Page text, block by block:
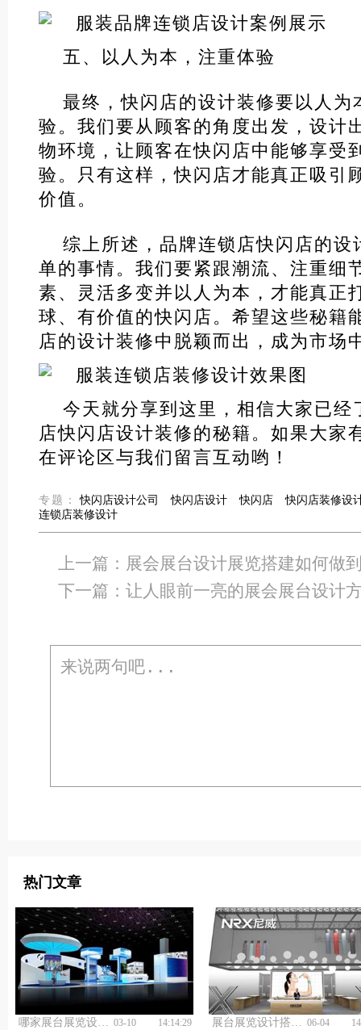
五、以人为本，注重体验
最终，快闪店的设计装修要以人为
验。我们要从顾客的角度出发，设计
物环境，让顾客在快闪店中能够享受
验。只有这样，快闪店才能真正吸引
价值。
综上所述，品牌连锁店快闪店的设
单的事情。我们要紧跟潮流、注重细
素、灵活多变并以人为本，才能真正
球、有价值的快闪店。希望这些秘籍
店的设计装修中脱颖而出，成为市场
今天就分享到这里，相信大家已经
店快闪店设计装修的秘籍。如果大家
在评论区与我们留言互动哟！
专题： 快闪店设计公司 快闪店设计 快闪店
快闪店装修设
连锁店装修设计
上一篇： 展会展台设计展览搭建如何做
下一篇：让人眼前一亮的展会展台设计
热门文章
哪家展台展览设计公司，能让你的展台自带焦点、一眼就出圈？ 03-10 14:14:29 展台展览设计搭建如何省时省力？上海展会搭建公司告诉你答案！ 06-04